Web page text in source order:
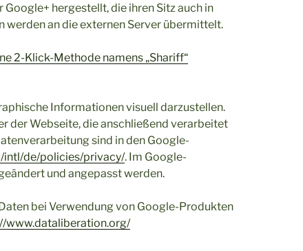
hergestellt, die ihren Sitz auch in
werden an die externen Server übermittelt.
2-Klick-Methode namens „Shariff“
Informationen visuell darzustellen.
der Webseite, die anschließend verarbeitet
sind in den Google-
intl/de/policies/privacy/. Im Google-
und angepasst werden.
bei Verwendung von Google-Produkten
www.dataliberation.org/